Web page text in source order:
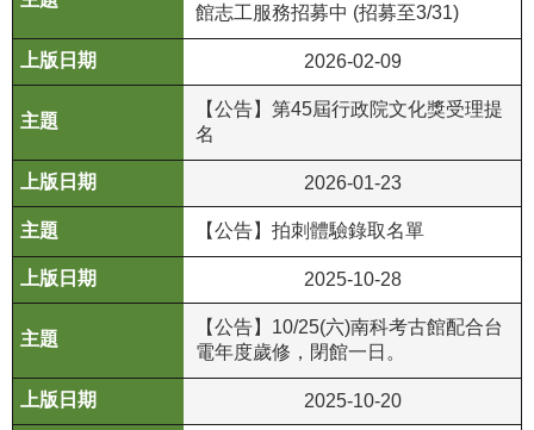
服
務
信
箱
網
導
覽
R
S
館志工服務招募中 (招募至3/31)
2026-02-09
【公告】第45屆行政院文化獎受理提
名
2026-01-23
【公告】拍刺體驗錄取名單
2025-10-28
【公告】10/25(六)南科考古館配合台
電年度歲修，閉館一日。
2025-10-20